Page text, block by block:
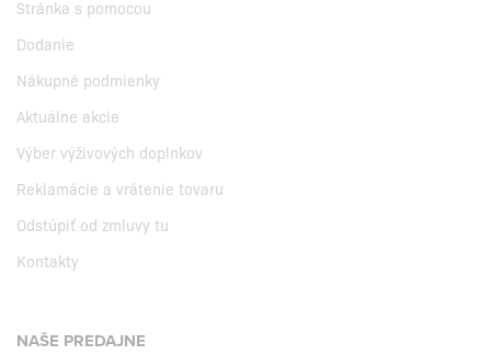
Stránka s pomocou
Dodanie
Nákupné podmienky
Aktuálne akcie
Výber výživových doplnkov
Reklamácie a vrátenie tovaru
Odstúpiť od zmluvy tu
Kontakty
NAŠE PREDAJNE